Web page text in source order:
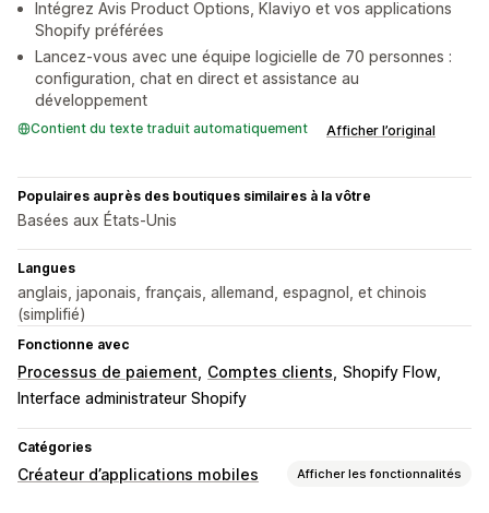
Intégrez Avis Product Options, Klaviyo et vos applications
Shopify préférées
Lancez-vous avec une équipe logicielle de 70 personnes :
configuration, chat en direct et assistance au
développement
Contient du texte traduit automatiquement Afficher l’original
Populaires auprès des boutiques similaires à la vôtre
Basées aux États-Unis
Langues
anglais, japonais, français, allemand, espagnol, et chinois
(simplifié)
Fonctionne avec
Processus de paiement Comptes clients Shopify Flow
Interface administrateur Shopify
Catégories
Créateur d’applications mobiles Afficher les fonctionnalités